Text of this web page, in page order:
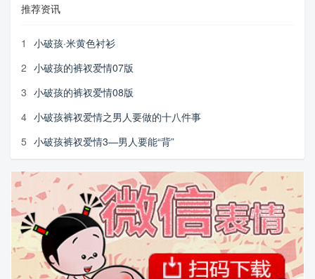
推荐资讯
1
小破孩·米黄色衬衫
2 小破孩的裤衩爱情07版
3 小破孩的裤衩爱情08版
4 小破孩裤衩爱情之男人要做的十八件事
5 小破孩裤衩爱情3—男人要能“背”